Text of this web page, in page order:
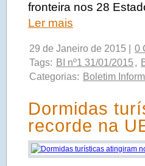
fronteira nos 28
Ler mais
29 de Janeiro de 2015 |
0
Tags: BI nº1 31/01/2015 ,
Categorias: Boletim
Dormidas
recorde na